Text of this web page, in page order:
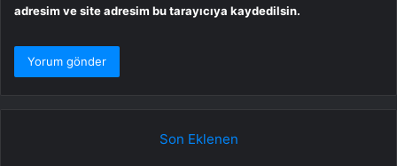
adresim ve site adresim bu tarayıcıya kaydedilsin.
Son Eklenen